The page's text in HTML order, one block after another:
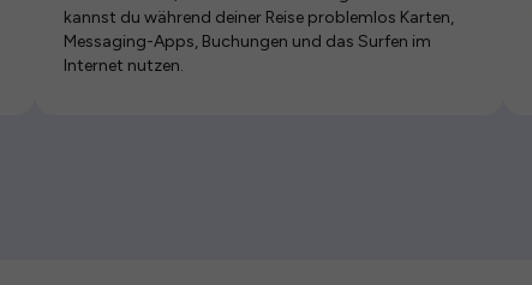
kannst du während deiner Reise problemlos Karten,
Messaging-Apps, Buchungen und das Surfen im
Internet nutzen.